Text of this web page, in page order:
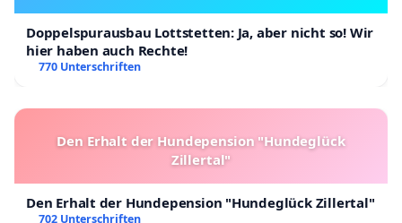
Doppelspurausbau Lottstetten: Ja, aber nicht so! Wir
hier haben auch Rechte!
770 Unterschriften
Den Erhalt der Hundepension "Hundeglück
Zillertal"
Den Erhalt der Hundepension "Hundeglück Zillertal"
702 Unterschriften